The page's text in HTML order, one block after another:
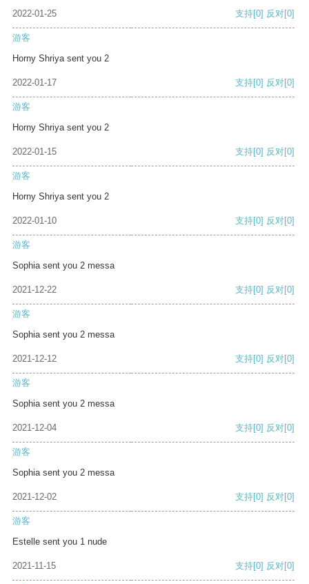
2022-01-25 支持[0] 反对[0]
游客
Horny Shriya sent you 2
2022-01-17 支持[0] 反对[0]
游客
Horny Shriya sent you 2
2022-01-15 支持[0] 反对[0]
游客
Horny Shriya sent you 2
2022-01-10 支持[0] 反对[0]
游客
Sophia sent you 2 messa
2021-12-22 支持[0] 反对[0]
游客
Sophia sent you 2 messa
2021-12-12 支持[0] 反对[0]
游客
Sophia sent you 2 messa
2021-12-04 支持[0] 反对[0]
游客
Sophia sent you 2 messa
2021-12-02 支持[0] 反对[0]
游客
Estelle sent you 1 nude
2021-11-15 支持[0] 反对[0]